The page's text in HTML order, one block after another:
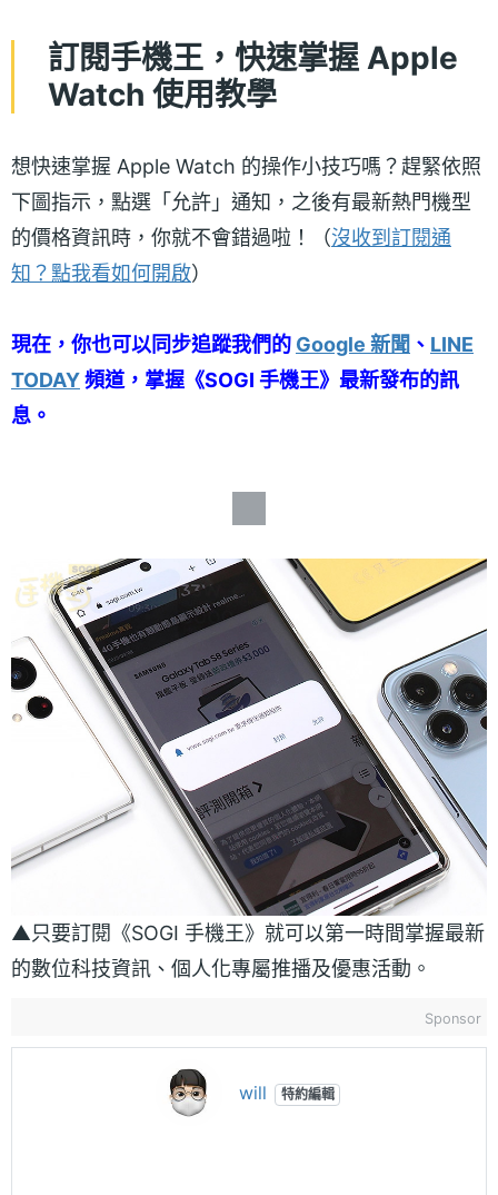
訂閱手機王，快速掌握 Apple
Watch 使用教學
想快速掌握 Apple Watch 的操作小技巧嗎？趕緊依照
下圖指示，點選「允許」通知，之後有最新熱門機型
的價格資訊時，你就不會錯過啦！（沒收到訂閱通
知？點我看如何開啟）
現在，你也可以同步追蹤我們的 Google 新聞 、 LINE
TODAY頻道，掌握《SOGI 手機王》最新發布的訊
息。
▲只要訂閱《SOGI 手機王》就可以第一時間掌握最新
的數位科技資訊、個人化專屬推播及優惠活動。
Sponsor
will 特約編輯